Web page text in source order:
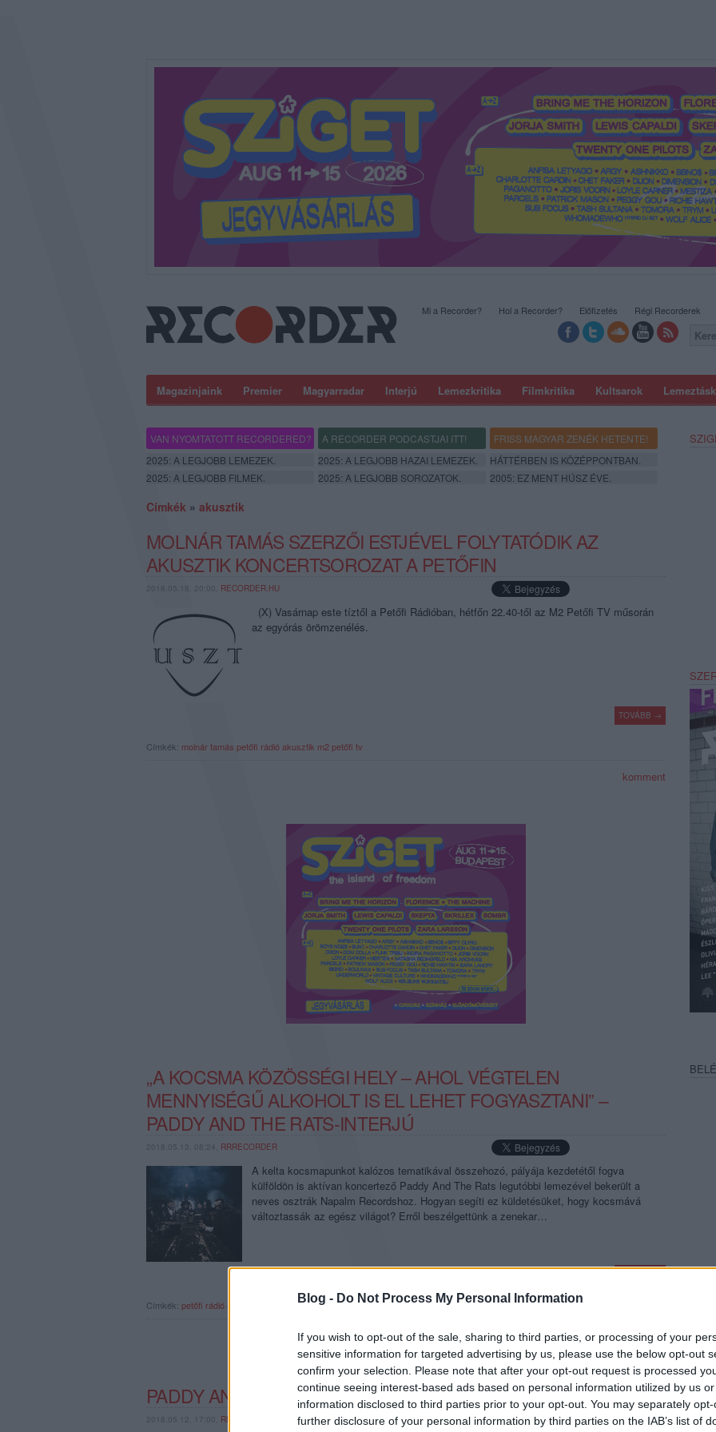
Blog - Do Not Process My Personal Information
If you wish to opt-out of the sale, sharing to third parties, or processing of your
sensitive information for targeted advertising by us, please use the below opt-out
confirm your selection. Please note that after your opt-out request is processed
continue seeing interest-based ads based on personal information utilized by us
information disclosed to third parties prior to your opt-out. You may separately
further disclosure of your personal information by third parties on the IAB’s list of
Magazinjaink Premier Magyarradar Interjú Lemezkritika Filmkritika Kultsarok
Mi a Recorder? Hol a Recorder? Előfizetés Régi Recorderek
VAN NYOMTATOTT RECORDERED? A RECORDER PODCASTJAI ITT!
FRISS MAGYAR ZENÉK HETENTE!
2025: A LEGJOBB LEMEZEK.
2025: A LEGJOBB HAZAI LEMEZEK.
HÁTTÉRBEN IS KÖZÉPPONTBAN.
2025: A LEGJOBB FILMEK.
2025: A LEGJOBB SOROZATOK. 2005: EZ MENT HÚSZ ÉVE.
Címkék » akusztik
MOLNÁR TAMÁS SZERZŐI ESTJÉVEL FOLYTATÓDIK AZ
AKUSZTIK KONCERTSOROZAT A PETŐFIN
2018.05.18. 20:00, RECORDER.HU
(X) Vasárnap este tíztől a Petőfi Rádióban, hétfőn 22.40-től az M2 Petőfi TV műsorán
az egyórás örömzenélés.
TOVÁBB →
Címkék: molnár tamás petőfi rádióakusztik m2 petőfi tv
komment
„A KOCSMA KÖZÖSSÉGI HELY – AHOL VÉGTELEN
MENNYISÉGŰ ALKOHOLT IS EL LEHET FOGYASZTANI” –
PADDY AND THE RATS-INTERJÚ
2018.05.13. 08:24, RRRECORDER
A kelta kocsmapunkot kalózos tematikával összehozó, pályája kezdetétől fogva
külföldön is aktívan koncertező Paddy And The Rats legutóbbi lemezével bekerült a
neves osztrák Napalm Recordshoz. Hogyan segíti ez küldetésüket, hogy kocsmává
változtassák az egész világot? Erről beszélgettünk a zenekar…
Címkék: petőfi rádióakusztik paddy and the rats m2 petőfi tv
komment
PADDY AND THE RATS AZ AKUSZTIK SZÍNPADÁN
2018.05.12. 17:00, RECORDER.HU